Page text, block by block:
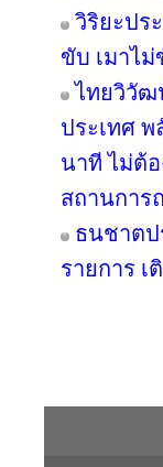
วิริยะปร
ขับ เมาไม่
ไทยวิวัฒ
ประเทศ พ
นาที ไม่ต้
สถานการ
ธนชาตป
รายการ